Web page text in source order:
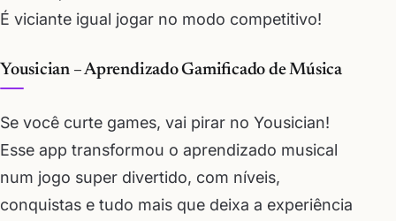
É viciante igual jogar no modo competitivo!
Yousician – Aprendizado Gamificado de Música
Se você curte games, vai pirar no Yousician!
Esse app transformou o aprendizado musical
num jogo super divertido, com níveis,
conquistas e tudo mais que deixa a experiência